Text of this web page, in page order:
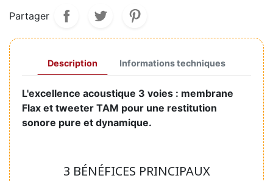
Partager
Description Informations techniques
L'excellence acoustique 3 voies : membrane
Flax et tweeter TAM pour une restitution
sonore pure et dynamique.
3 BÉNÉFICES PRINCIPAUX